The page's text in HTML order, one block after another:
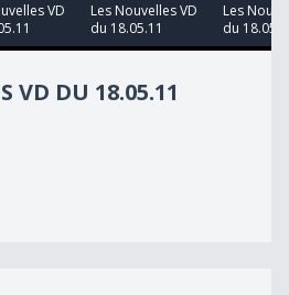
VD
Les Nouvelles VD
du 18.05.11
Les
du
VD DU 18.05.11